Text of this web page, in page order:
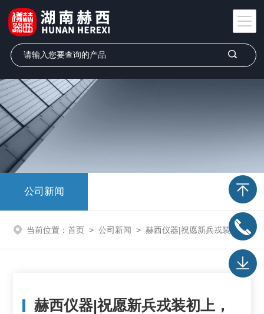
公司新闻
当前位置： 首页 > 公司新闻 > 赫西仪器|祝愿新兵戎装初上，勇往直前，成就壮丽航程！
赫西仪器|祝愿新兵戎装初上，